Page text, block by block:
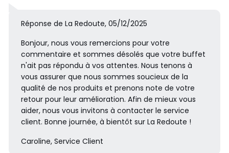
Réponse de La Redoute, 05/12/2025
Bonjour, nous vous remercions pour votre
commentaire et sommes désolés que votre buffet
n'ait pas répondu à vos attentes. Nous tenons à
vous assurer que nous sommes soucieux de la
qualité de nos produits et prenons note de votre
retour pour leur amélioration. Afin de mieux vous
aider, nous vous invitons à contacter le service
client. Bonne journée, à bientôt sur La Redoute !
Caroline, Service Client